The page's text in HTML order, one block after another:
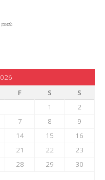
ನಾಡು
F S
S
1
2
7 8
9
14 15
16
21 22
23
28 29
30